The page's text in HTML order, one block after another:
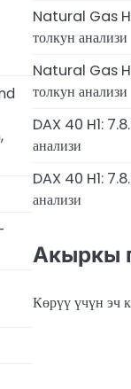
Natural Gas
толкун анализи
Natural Gas
толкун анализи
DAX 40 H1:
анализи
DAX 40 H1:
анализи
Акыркы
Көрүү үчүн эч